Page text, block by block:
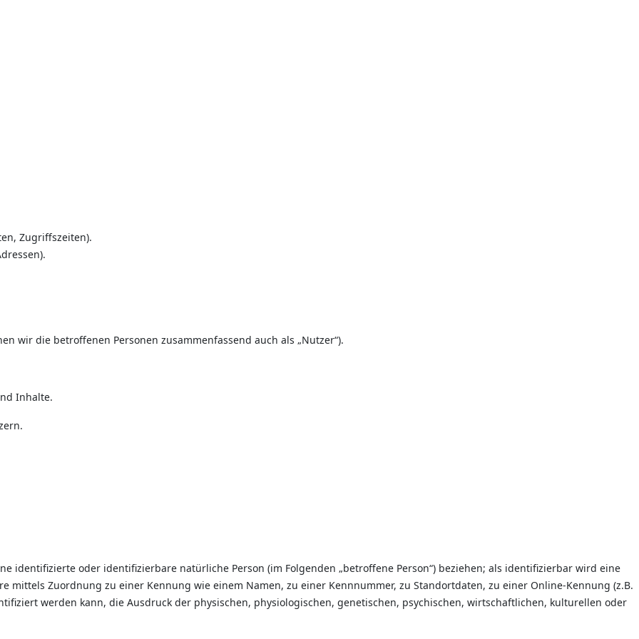
Zugriffszeiten).
wir die betroffenen Personen zusammenfassend auch als „Nutzer“).
Inhalte.
identifizierte oder identifizierbare natürliche Person (im Folgenden „betroffene Person“) beziehen; als identifizierbar wird eine
mittels Zuordnung zu einer Kennung wie einem Namen, zu einer Kennnummer, zu Standortdaten, zu einer Online-Kennung (z.B.
werden kann, die Ausdruck der physischen, physiologischen, genetischen, psychischen, wirtschaftlichen, kulturellen oder